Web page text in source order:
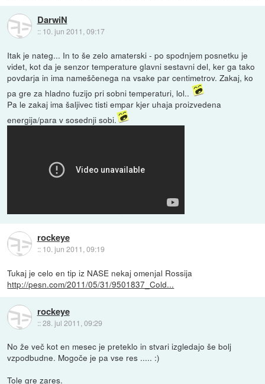
DarwiN
:: 10. jun 2011, 09:17
Itak je nateg... In to še zelo amaterski - po spodnjem posnetku je
videt, kot da je senzor temperature glavni sestavni del, ker ga tako
povdarja in ima nameščenega na vsake par centimetrov. Zakaj, ko
pa gre za hladno fuzijo pri sobni temperaturi, lol..
Pa le zakaj ima šaljivec tisti empar kjer uhaja proizvedena
energija/para v sosednji sobi.
rockeye
:: 10. jun 2011, 09:19
Tukaj je celo en tip iz NASE nekaj omenjal Rossija
http://pesn.com/2011/05/31/9501837_Cold...
rockeye
::28. jul 2011, 09:29
No že več kot en mesec je preteklo in stvari izgledajo še bolj
vzpodbudne. Mogoče je pa vse res ..... :)
Tole gre zares.